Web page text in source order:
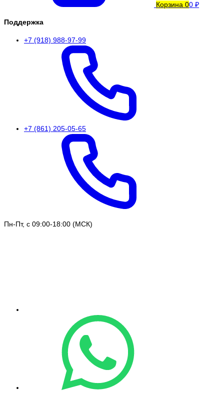
Корзина 00 ₽
Поддержка
+7 (918) 988-97-99
+7 (861) 205-05-65
Пн-Пт, с 09:00-18:00 (МСК)